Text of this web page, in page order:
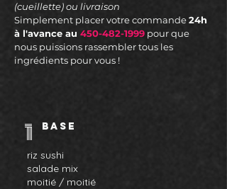
(cueillette) ou livraison
Simplement placer votre commande24h
à l'avance au 450-482-1999 pour que
nous puissions rassembler tous les
ingrédients pour vous !
1 base
riz sushi
salade mix
moitié / moitié